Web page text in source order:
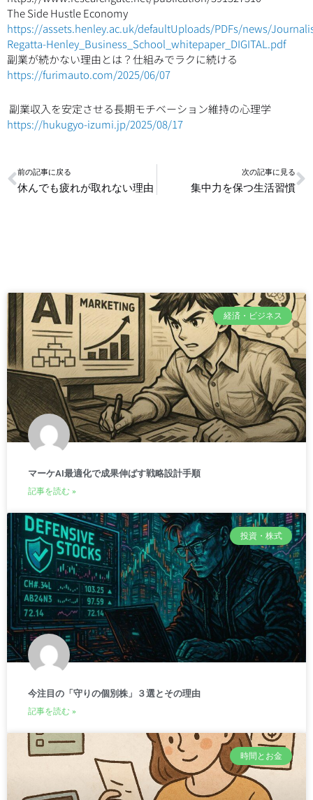
The Side Hustle Economy
https://assets.henley.ac.uk/defaultUploads/PDFs/news/
Regatta-Henley_Business_School_whitepaper_DIGITAL.pdf
副業が続かない理由とは？仕組みでラクに続ける
https://furimauto.com/2025/06/07
副業収入を安定させる長期モチベーション維持の心理学
https://hukugyo-izumi.jp/2025/08/17
Prev
前の記事に戻る
休んでも疲れが取れない理由
次の記事に見る
集中力を保つ生活習慣
経済・ビジネス
マーケAI最適化で成果伸ばす戦略設計手順
記事を読む »
投資・株式
今注目の「守りの個別株」３選とその理由
記事を読む »
時間とお金